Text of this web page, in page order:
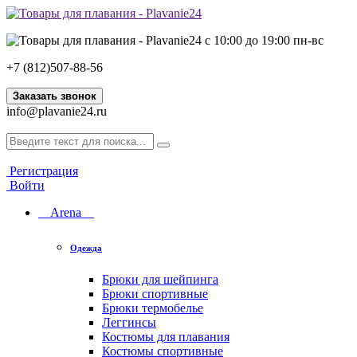
с 10:00 до 19:00 пн-вс
+7 (812)507-88-56
Заказать звонок
info@plavanie24.ru
Регистрация
Войти
Arena
Одежда
Брюки для шейпинга
Брюки спортивные
Брюки термобелье
Леггинсы
Костюмы для плавания
Костюмы спортивные